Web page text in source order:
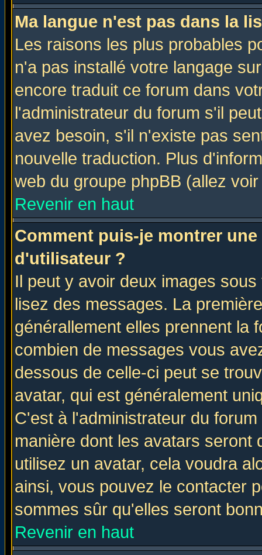
Ma langue n'est pas dans la
Les raisons les plus probables
n'a pas installé votre langage
encore traduit ce forum dans
l'administrateur du forum s'il
avez besoin, s'il n'existe pas
nouvelle traduction. Plus
web du groupe phpBB (allez
Revenir en haut
Comment puis-je montrer
d'utilisateur ?
Il peut y avoir deux images
lisez des messages. La
générallement elles prennent la
combien de messages vous
dessous de celle-ci peut se
avatar, qui est généralement
C'est à l'administrateur du
manière dont les avatars seront
utilisez un avatar, cela voudra
ainsi, vous pouvez le contacter
sommes sûr qu'elles seront
Revenir en haut